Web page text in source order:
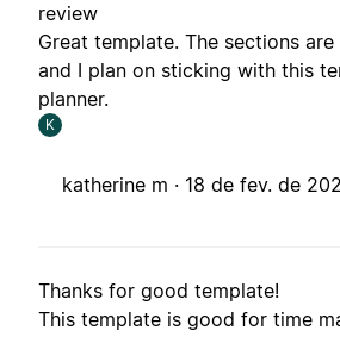
review
Great template. The sections
and I plan on sticking with this
planner.
K
katherine m · 18 de fev. de
Thanks for good template!
This template is good for time